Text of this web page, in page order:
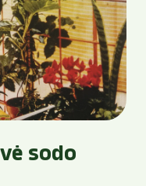
sodo